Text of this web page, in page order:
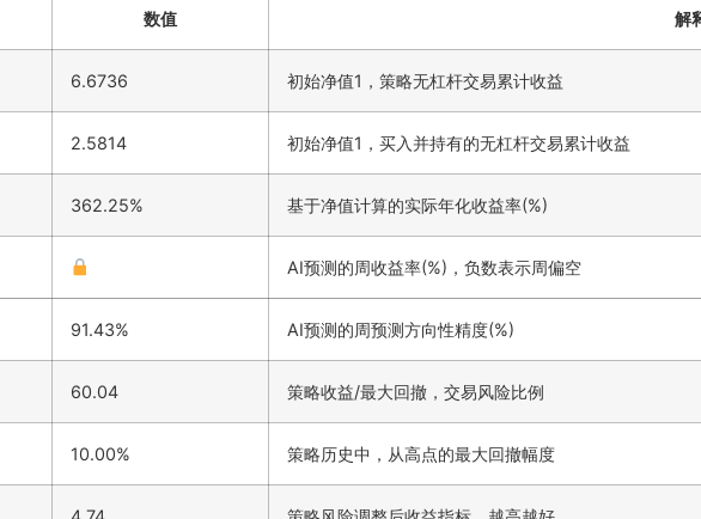
数值 解
6.6736 初始净值1，策略无杠杆交易累计收益
2.5814 初始净值1，买入并持有的无杠杆交易累计收益
362.25% 基于净值计算的实际年化收益率(%)
AI预测的周收益率(%)，负数表示周偏空
91.43% AI预测的周预测方向性精度(%)
60.04 策略收益/最大回撤，交易风险比例
10.00% 策略历史中，从高点的最大回撤幅度